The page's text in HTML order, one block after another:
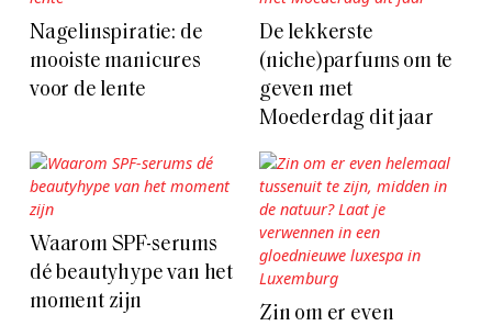
Nagelinspiratie: de
mooiste manicures
voor de lente
De lekkerste
(niche)parfums om te
geven met
Moederdag dit jaar
Waarom SPF-serums
dé beautyhype van het
moment zijn
Zin om er even